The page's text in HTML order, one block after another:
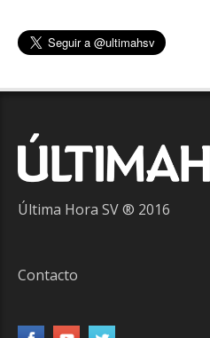
Última Hora SV ® 2016
Contacto